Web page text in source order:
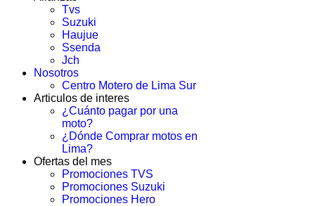
Tvs
Suzuki
Haujue
Ssenda
Jch
Nosotros
Centro Motero de Lima Sur
Articulos de interes
¿Cuánto pagar por una
moto?
¿Dónde Comprar motos en
Lima?
Ofertas del mes
Promociones TVS
Promociones Suzuki
Promociones Hero